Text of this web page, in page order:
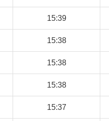
15:39
15:38
15:38
15:38
15:37